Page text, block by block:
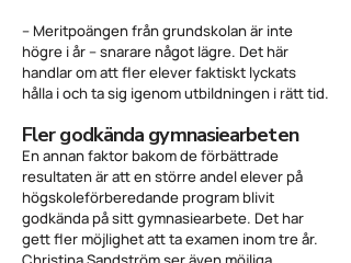
– Meritpoängen från grundskolan är inte
högre i år – snarare något lägre. Det här
handlar om att fler elever faktiskt lyckats
hålla i och ta sig igenom utbildningen i rätt tid.
Fler godkända gymnasiearbeten
En annan faktor bakom de förbättrade
resultaten är att en större andel elever på
högskoleförberedande program blivit
godkända på sitt gymnasiearbete. Det har
gett fler möjlighet att ta examen inom tre år.